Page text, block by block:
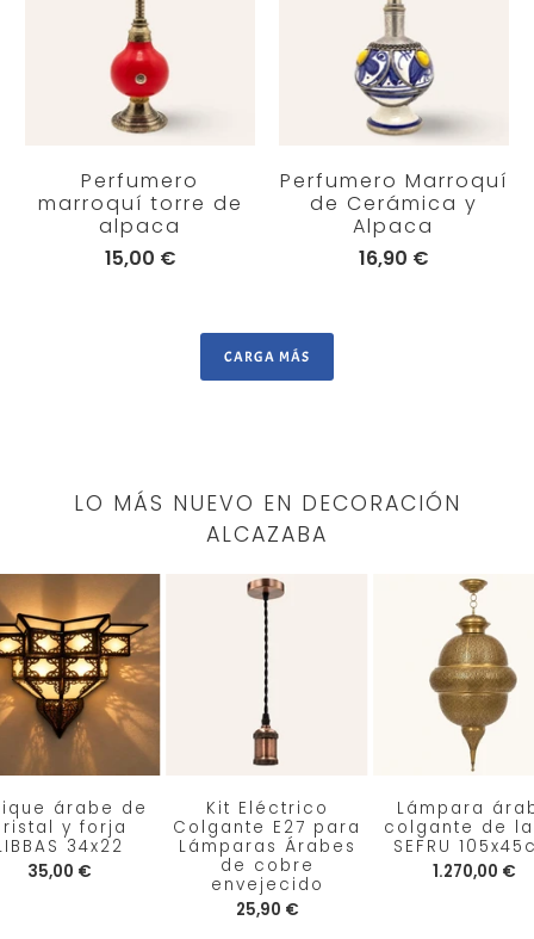
Perfumero
marroquí torre de
alpaca
15,00 €
Perfumero Marroquí
de Cerámica y
Alpaca
16,90 €
CARGA MÁS
LO MÁS NUEVO EN DECORACIÓN
ALCAZABA
árabe de
y forja
34x22
35,00 €
Kit Eléctrico
Colgante E27 para
Lámparas Árabes
de cobre
envejecido
25,90 €
Lámpara
colgante de
SEFRU
1.270,00 €